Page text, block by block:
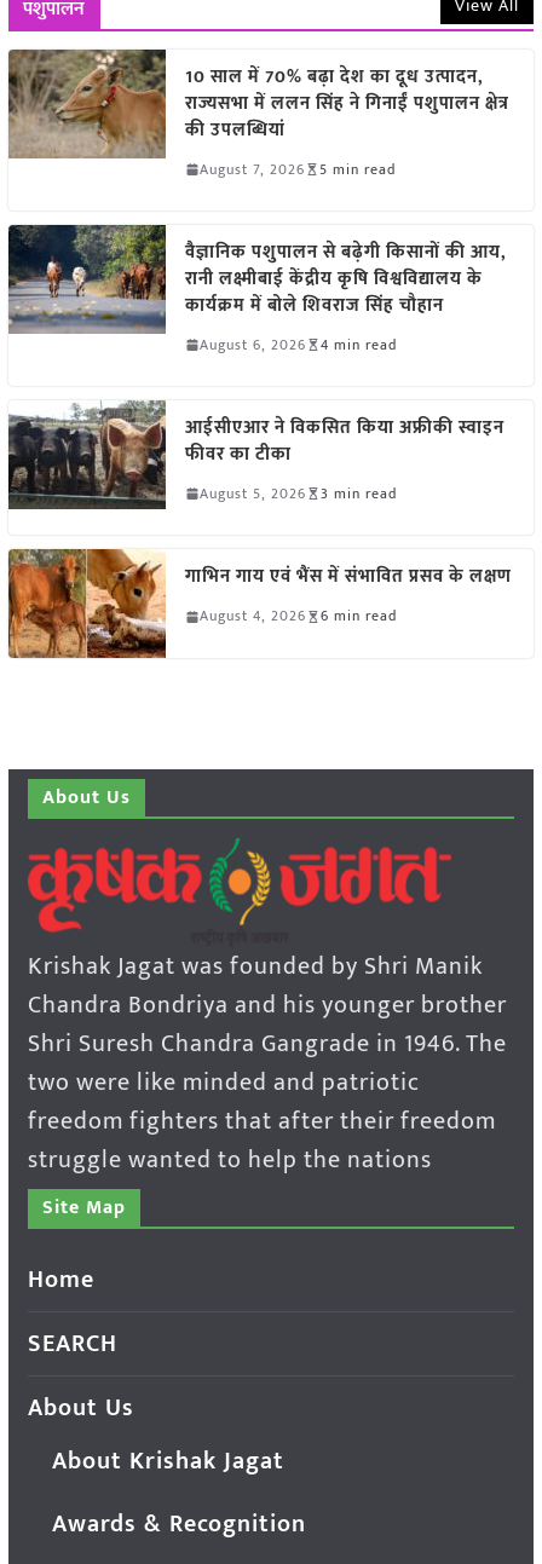
पशुपालन
10 साल में 70% बढ़ा देश का दूध उत्पादन,
राज्यसभा में ललन सिंह ने गिनाईं पशुपालन क्षेत्र
की उपलब्धियां
August 7, 2026 5 min read
वैज्ञानिक पशुपालन से बढ़ेगी किसानों की आय,
रानी लक्ष्मीबाई केंद्रीय कृषि विश्वविद्यालय के
कार्यक्रम में बोले शिवराज सिंह चौहान
August 6, 2026 4 min read
आईसीएआर ने विकसित किया अफ्रीकी स्वाइन
फीवर का टीका
August 5, 2026 3 min read
गाभिन गाय एवं भैंस में संभावित प्रसव के लक्षण
August 4, 2026 6 min read
About Us
Krishak Jagat was founded by Shri Manik
Chandra Bondriya and his younger brother
Shri Suresh Chandra Gangrade in 1946. The
two were like minded and patriotic
freedom fighters that after their freedom
struggle wanted to help the nations
Site Map
Home
SEARCH
About Us
About Krishak Jagat
Awards & Recognition